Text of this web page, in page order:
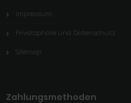
Impressum
Privatsphäre und Datenschutz
Sitemap
Zahlungsmethoden